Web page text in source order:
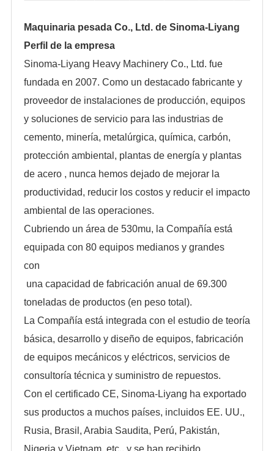
Maquinaria pesada Co., Ltd. de Sinoma-Liyang
Perfil de la empresa
Sinoma-Liyang Heavy Machinery Co., Ltd. fue
fundada en 2007. Como un destacado fabricante y
proveedor de instalaciones de producción, equipos
y soluciones de servicio para las industrias de
cemento, minería, metalúrgica, química, carbón,
protección ambiental, plantas de energía y plantas
de acero , nunca hemos dejado de mejorar la
productividad, reducir los costos y reducir el impacto
ambiental de las operaciones.
Cubriendo un área de 530mu, la Compañía está
equipada con 80 equipos medianos y grandes
con
una capacidad de fabricación anual de 69.300
toneladas de productos (en peso total).
La Compañía está integrada con el estudio de teoría
básica, desarrollo y diseño de equipos, fabricación
de equipos mecánicos y eléctricos, servicios de
consultoría técnica y suministro de repuestos.
Con el certificado CE, Sinoma-Liyang ha exportado
sus productos a muchos países, incluidos EE. UU.,
Rusia, Brasil, Arabia Saudita, Perú, Pakistán,
Nigeria y Vietnam, etc., y se han recibido